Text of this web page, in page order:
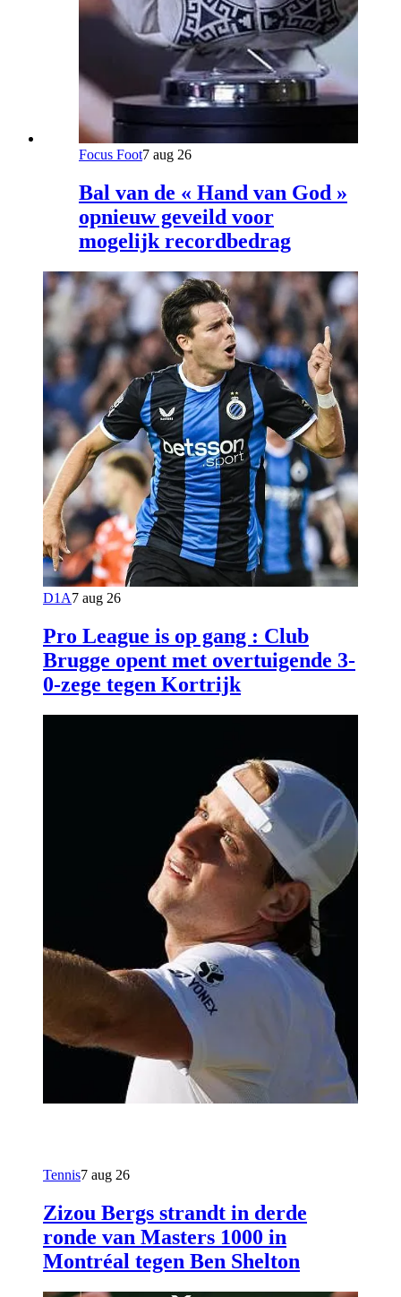
Focus Foot7 aug 26
Bal van de « Hand van God »
opnieuw geveild voor
mogelijk recordbedrag
D1A7 aug 26
Pro League is op gang : Club
Brugge opent met overtuigende 3-
0-zege tegen Kortrijk
Tennis7 aug 26
Zizou Bergs strandt in derde
ronde van Masters 1000 in
Montréal tegen Ben Shelton